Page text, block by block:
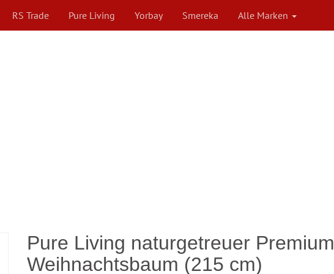
RS Trade Pure Living Yorbay Smereka Alle Marken
Pure Living naturgetreuer Premium
Weihnachtsbaum (215 cm)